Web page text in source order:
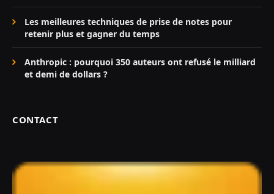
Les meilleures techniques de prise de notes pour
retenir plus et gagner du temps
Anthropic : pourquoi 350 auteurs ont refusé le milliard
et demi de dollars ?
CONTACT